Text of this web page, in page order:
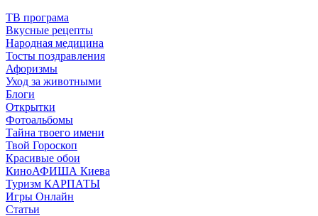
ТВ програма
Вкусные рецепты
Народная медицина
Тосты поздравления
Афоризмы
Уход за животными
Блоги
Открытки
Фотоальбомы
Тайна твоего имени
Твой Гороскоп
Красивые обои
КиноАФИША Киева
Туризм КАРПАТЫ
Игры Онлайн
Статьи